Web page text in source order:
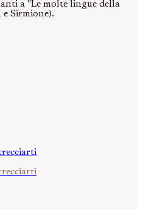
a "Le molte lingue della
e Sirmione).